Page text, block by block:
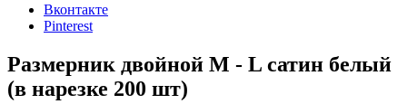
Вконтакте
Pinterest
Размерник двойной M - L сатин белый
(в нарезке 200 шт)